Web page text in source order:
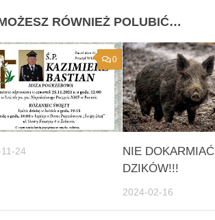
RÓWNIEŻ POLUBIĆ…
0
24
NIE DOKARMIAĆ
DZIKÓW!!!
2024-02-16